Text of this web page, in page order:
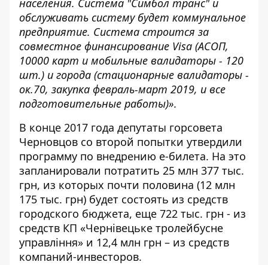
населения. Система "Симбол транс" и
обслуживать систему будет коммунальное
предприятие. Система строится за
совместное финансирование Visa (АСОП,
10000 карт и мобильные валидаторы - 120
шт.) и города (стационарные валидаторы -
ок.70, закупка февраль-март 2019, и все
подготовительные работы)».
В конце 2017 года депутаты горсовета
Черновцов со второй попытки утвердили
программу по внедрению е-билета. На это
запланировали потратить 25 млн 377 тыс.
грн, из которых почти половина (12 млн
175 тыс. грн) будет состоять из средств
городского бюджета, еще 722 тыс. грн - из
средств КП «Чернівецьке тролейбусне
управління» и 12,4 млн грн – из средств
компаний-инвесторов.